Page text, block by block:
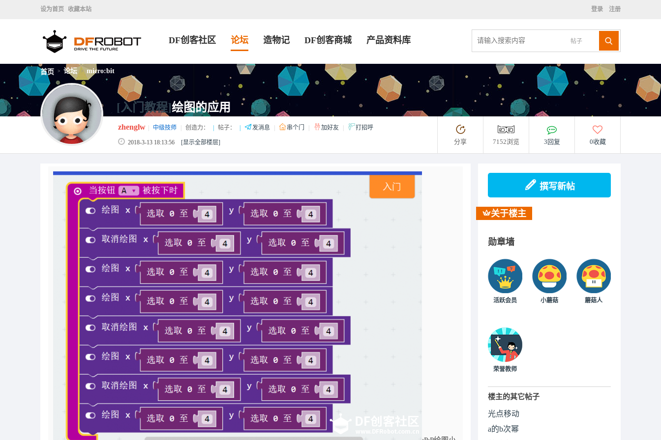
设为首页 收藏本站 登录 注册
帖子
DF创客社区 论坛 造物记 DF创客商城 产品资料库
首页 > 论坛 > micro:bit
[入门教程]绘图的应用
zhenglw 中级技师 创造力： 帖子： 发消息 串个门 加好友 打招呼
2018-3-13 18:13:56 [显示全部楼层] 分享 7152浏览 3回复 0收藏
撰写新帖
关于楼主
勋章墙
活跃会员 小蘑菇 蘑菇人
荣誉教师
楼主的其它帖子
光点移动
a的b次幂